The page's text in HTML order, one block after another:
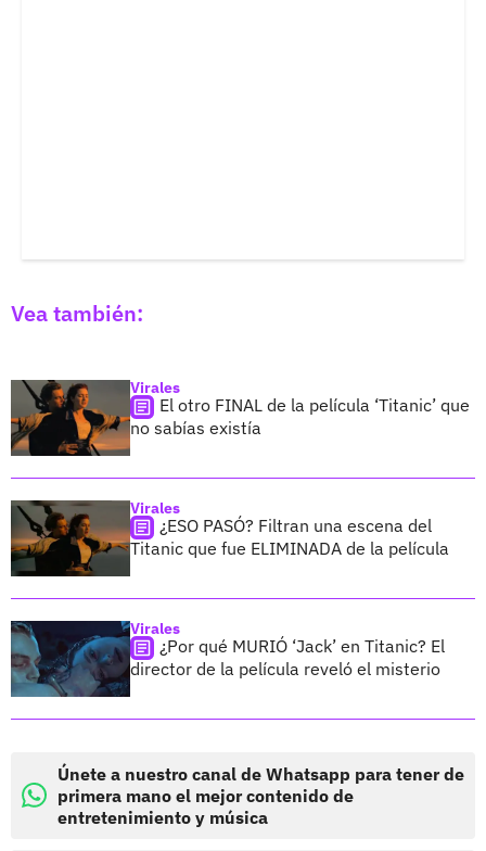
Vea también:
Virales
El otro FINAL de la película ‘Titanic’ que
no sabías existía
Virales
¿ESO PASÓ? Filtran una escena del
Titanic que fue ELIMINADA de la película
Virales
¿Por qué MURIÓ ‘Jack’ en Titanic? El
director de la película reveló el misterio
Únete a nuestro canal de Whatsapp para tener de
primera mano el mejor contenido de
entretenimiento y música